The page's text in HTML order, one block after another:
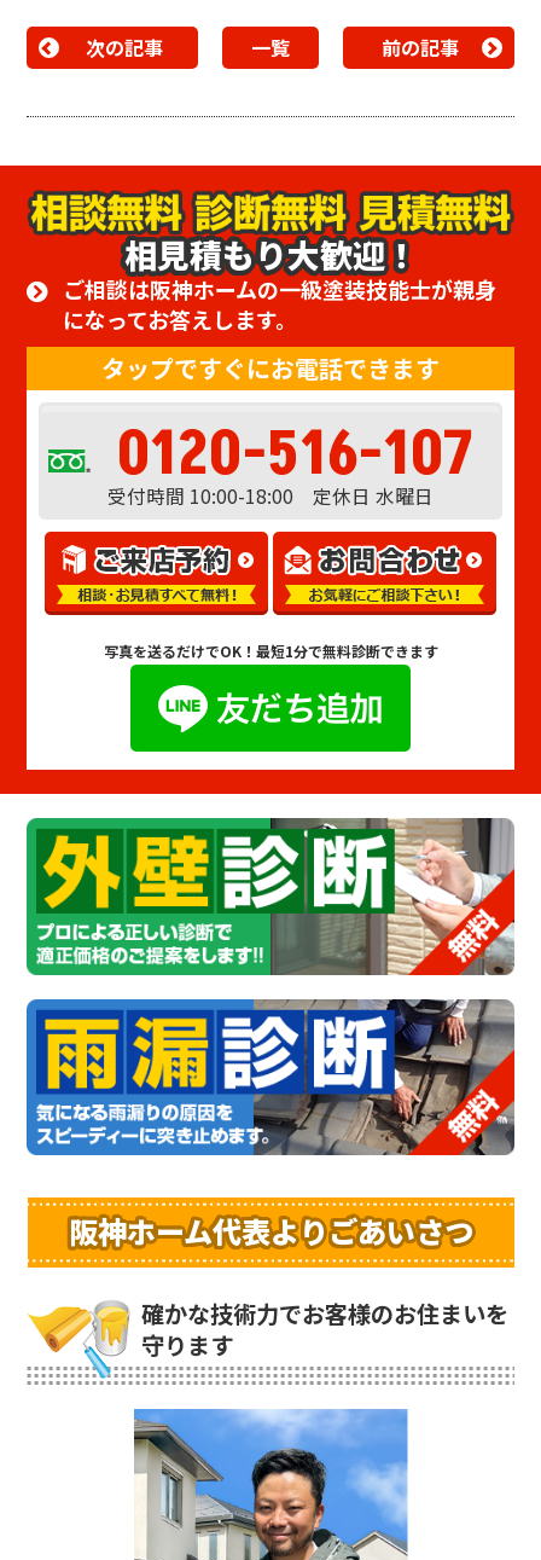
次の記事 一覧 前の記事
相見積もり大歓迎！
ご相談は阪神ホームの一級塗装技能士が親身
になってお答えします。
タップですぐにお電話できます
0120-516-107
受付時間 10:00-18:00 定休日 水曜日
写真を送るだけでOK！ 最短1分で無料診断できます
阪神ホーム代表よりごあいさつ
確かな技術力でお客様のお住まいを
守ります